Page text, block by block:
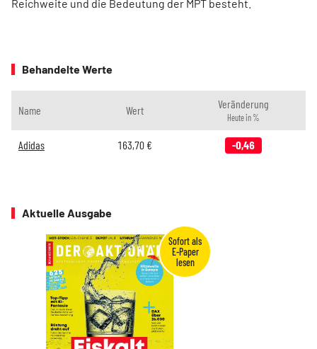
Reichweite und die Bedeutung der MPT besteht.
Behandelte Werte
Name Wert Veränderung
Heute in %
Adidas 163,70€ -0,46
Aktuelle Ausgabe